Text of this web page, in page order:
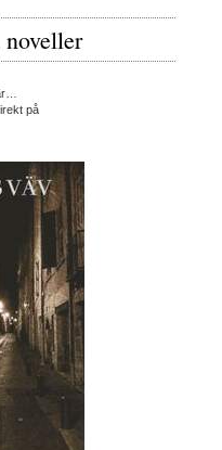
noveller
på